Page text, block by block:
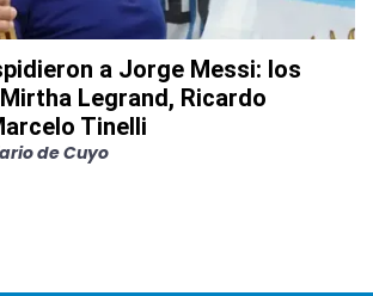
a Jorge Messi: los
Legrand, Ricardo
Tinelli
de Cuyo